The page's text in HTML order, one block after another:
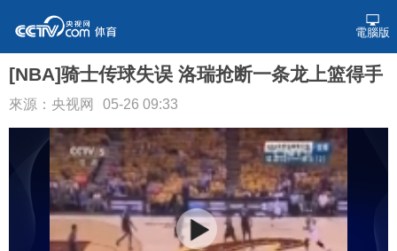
電腦版
[NBA]骑士传球失误 洛瑞抢断一条龙上篮得手
來源：央视网 05-26 09:33